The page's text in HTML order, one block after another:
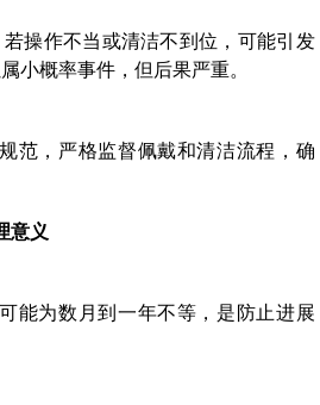
操作不当或清洁不到位，可能引发
小概率事件，但后果严重。
范，严格监督佩戴和清洁流程，确
意义
能为数月到一年不等，是防止进展